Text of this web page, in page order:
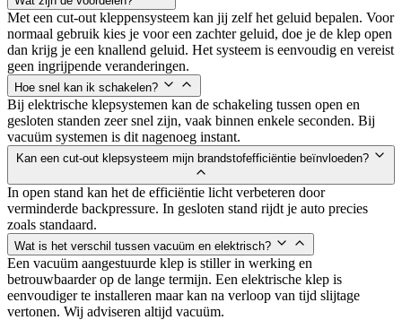
Met een cut-out kleppensysteem kan jij zelf het geluid bepalen. Voor
normaal gebruik kies je voor een zachter geluid, doe je de klep open
dan krijg je een knallend geluid. Het systeem is eenvoudig en vereist
geen ingrijpende veranderingen.
Hoe snel kan ik schakelen?
Bij elektrische klepsystemen kan de schakeling tussen open en
gesloten standen zeer snel zijn, vaak binnen enkele seconden. Bij
vacuüm systemen is dit nagenoeg instant.
Kan een cut-out klepsysteem mijn brandstofefficiëntie beïnvloeden?
In open stand kan het de efficiëntie licht verbeteren door
verminderde backpressure. In gesloten stand rijdt je auto precies
zoals standaard.
Wat is het verschil tussen vacuüm en elektrisch?
Een vacuüm aangestuurde klep is stiller in werking en
betrouwbaarder op de lange termijn. Een elektrische klep is
eenvoudiger te installeren maar kan na verloop van tijd slijtage
vertonen. Wij adviseren altijd vacuüm.